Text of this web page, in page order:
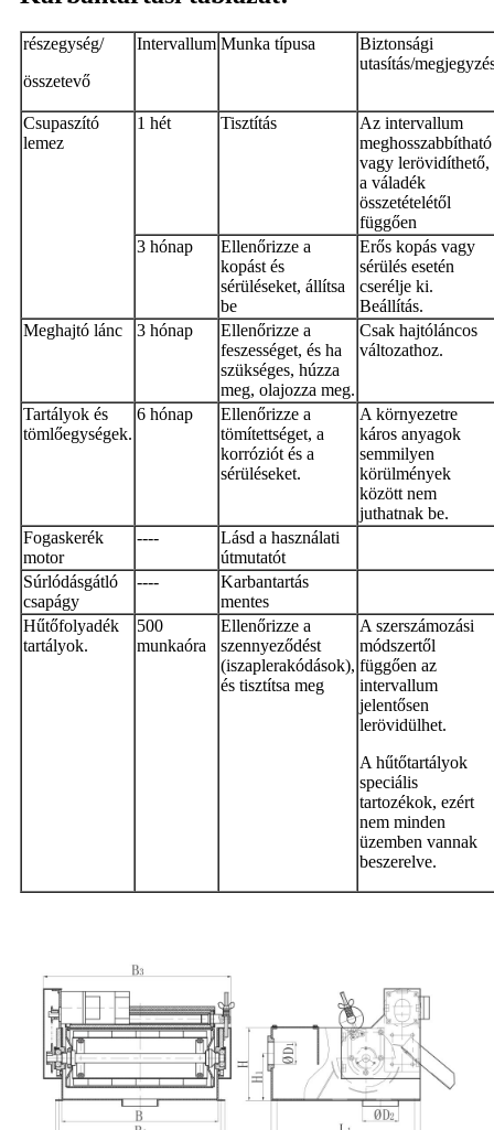
részegység/
összetevő
Intervallum Munka típusa
Biztonsági
utasítás/
Csupaszító
lemez
1 hét Tisztítás
Az intervallum
meghosszabbítható
vagy lerövidíthető,
a váladék
összetételétől
függően
3 hónap
Ellenőrizze a
kopást és
sérüléseket, állítsa
be
Erős kopás vagy
sérülés esetén
cserélje ki.
Beállítás.
Meghajtó lánc
3 hónap
Ellenőrizze a
feszességet, és ha
szükséges, húzza
meg, olajozza meg.
Csak hajtóláncos
változathoz.
Tartályok és
tömlőegységek.
6 hónap
Ellenőrizze a
tömítettséget, a
korróziót és a
sérüléseket.
A környezetre
káros anyagok
semmilyen
körülmények
között nem
juthatnak be.
Fogaskerék
motor
----
Lásd a használati
útmutatót
Súrlódásgátló
csapágy
----
Karbantartás
mentes
Hűtőfolyadék
tartályok.
500
munkaóra
Ellenőrizze a
szennyeződést
(iszaplerakódások),
és tisztítsa meg
A szerszámozási
módszertől
függően az
intervallum
jelentősen
lerövidülhet.
A hűtőtartályok
speciális
tartozékok, ezért
nem minden
üzemben vannak
beszerelve.